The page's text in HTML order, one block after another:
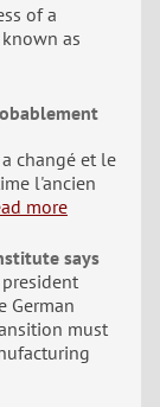
of a
as
changé et le
l'ancien
more
says
German
must